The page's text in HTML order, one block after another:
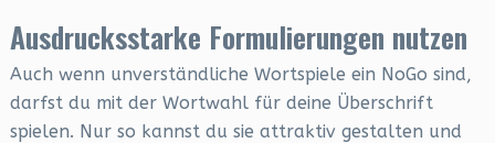
Ausdrucksstarke Formulierungen nutzen
Auch wenn unverständliche Wortspiele ein NoGo sind,
darfst du mit der Wortwahl für deine Überschrift
spielen. Nur so kannst du sie attraktiv gestalten und